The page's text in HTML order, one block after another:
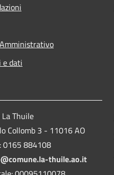
e dati
Thuile
Collomb 3 - 11016 AO
0165 884108
thuile.ao.it